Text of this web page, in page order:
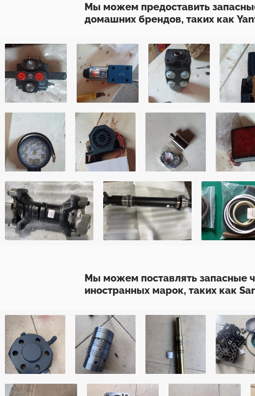
Мы можем предоставить
домашних брендов, таких как
Мы можем поставлять запасные
иностранных марок, таких как